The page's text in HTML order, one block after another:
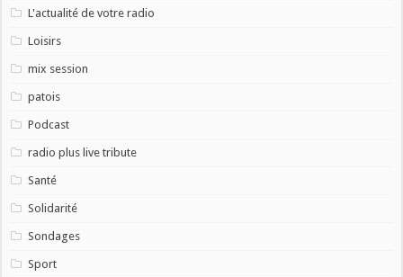
L'actualité de votre radio
Loisirs
mix session
patois
Podcast
radio plus live tribute
Santé
Solidarité
Sondages
Sport